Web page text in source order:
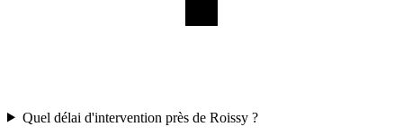
Quel délai d'intervention près de Roissy ?